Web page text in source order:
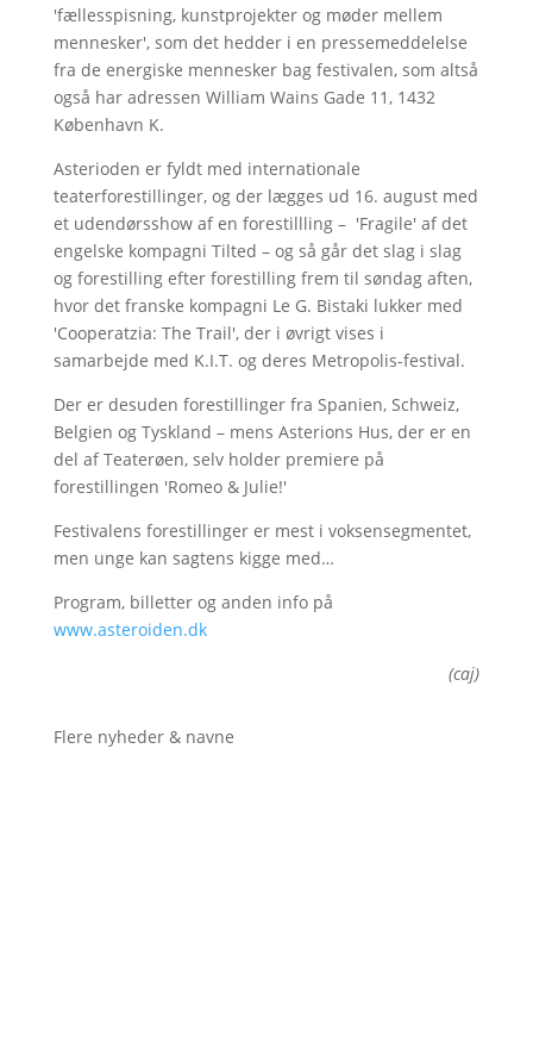
'fællesspisning, kunstprojekter og møder mellem
mennesker', som det hedder i en pressemeddelelse
fra de energiske mennesker bag festivalen, som altså
også har adressen William Wains Gade 11, 1432
København K.
Asterioden er fyldt med internationale
teaterforestillinger, og der lægges ud 16. august med
et udendørsshow af en forestillling – 'Fragile' af det
engelske kompagni Tilted – og så går det slag i slag
og forestilling efter forestilling frem til søndag aften,
hvor det franske kompagni Le G. Bistaki lukker med
'Cooperatzia: The Trail', der i øvrigt vises i
samarbejde med K.I.T. og deres Metropolis-festival.
Der er desuden forestillinger fra Spanien, Schweiz,
Belgien og Tyskland – mens Asterions Hus, der er en
del af Teaterøen, selv holder premiere på
forestillingen 'Romeo & Julie!'
Festivalens forestillinger er mest i voksensegmentet,
men unge kan sagtens kigge med…
Program, billetter og anden info på
www.asteroiden.dk
(caj)
Flere nyheder & navne